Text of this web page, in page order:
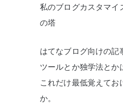
私のブログカスタマイ
の塔
はてなブログ向けの記
ツールとか独学法とか
これだけ最低覚えて
か。